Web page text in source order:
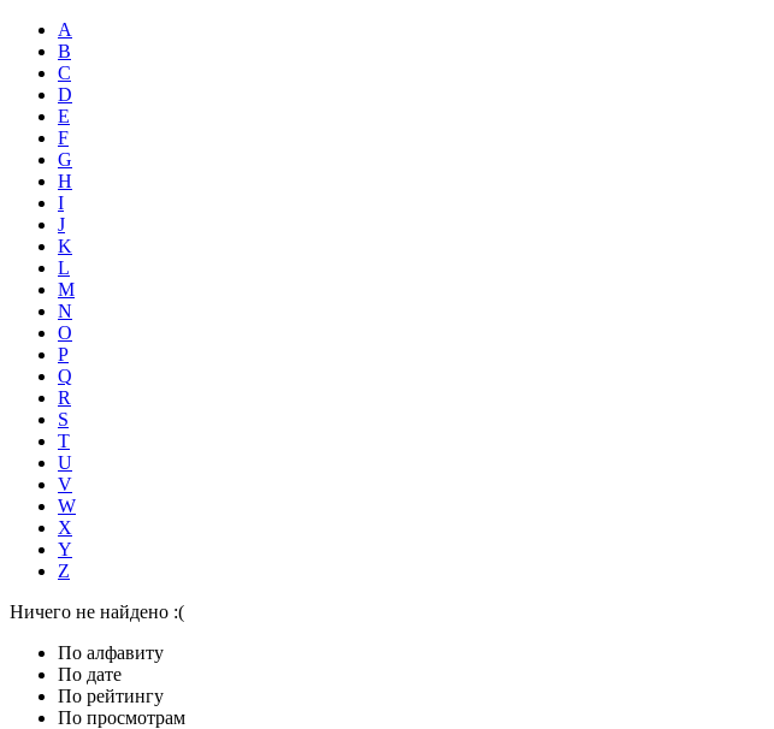
A
B
C
D
E
F
G
H
I
J
K
L
M
N
O
P
Q
R
S
T
U
V
W
X
Y
Z
Ничего не найдено :(
По алфавиту
По дате
По рейтингу
По просмотрам